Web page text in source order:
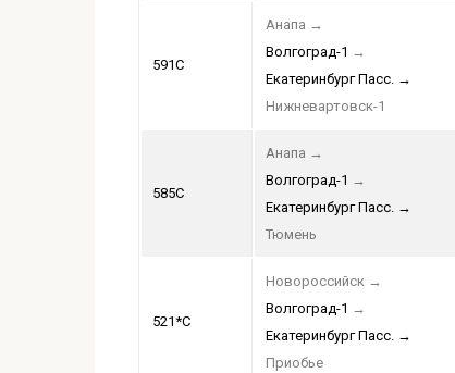
591С
Анапа →
Волгоград-1 →
Екатеринбург Пасс. →
Нижневартовск-1
585С
Анапа →
Волгоград-1 →
Екатеринбург Пасс. →
Тюмень
521*С
Новороссийск →
Волгоград-1 →
Екатеринбург Пасс. →
Приобье